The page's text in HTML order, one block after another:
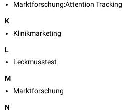
Marktforschung:Attention Tracking
K
Klinikmarketing
L
Leckmusstest
M
Marktforschung
N